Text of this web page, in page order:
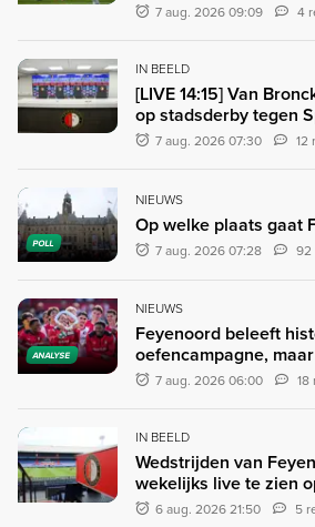
7 aug. 2026 09:09 4
IN BEELD
[LIVE 14:15] Van
op stadsderby tegen
7 aug. 2026 07:30 12
POLL
NIEUWS
Op welke plaats gaat
7 aug. 2026 07:28 92
ANALYSE
NIEUWS
Feyenoord beleeft
oefencampagne,
7 aug. 2026 06:00 18
IN BEELD
Wedstrijden van
wekelijks live te zien
6 aug. 2026 21:50 5